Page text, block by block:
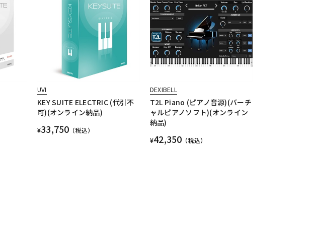
UVI
KEY SUITE ELECTRIC (代引不
可)(オンライン納品)
¥33,750 （税込）
DEXIBELL
T2L Piano (ピアノ音源)(バーチ
ャルピアノソフト)(オンライン
納品)
¥42,350 （税込）